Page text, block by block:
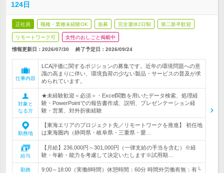
124日
正社員 職種・業種未経験OK 急募 完全週休2日制 第二新卒歓迎
リモートワーク可 女性のおしごと掲載中
情報更新日：2026/07/30 終了予定日： 2026/09/24
仕事内容
LCA評価に関するポジションの募集です。近年の環境問題への意
識の高まりに伴い、環境負荷の少ない製品・サービスの普及が求
められています。
対象と
なる方
★未経験歓迎＜必須＞・Excel関数を用いたデータ検索、処理経
験・PowerPointでの報告書作成、説明、プレゼンテーション経
験・営業、対外折衝経験
勤務地
【東海エリアのプロジェクト先／リモートワークを推進】 初任地
は東海圏内（静岡県・岐阜県・三重県・愛…
給与
【月給】236,000円～301,000円（一律支給の手当を含む）※経
験・年齢・能力を考慮して決定いたします※試用期…
勤務
9:00～18:00（実働8時間）休憩時間：60分 時間外労働有無：有└